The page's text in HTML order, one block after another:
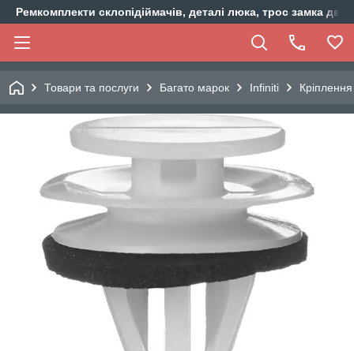
Ремкомплекти склопідіймачів, деталі люка, трос замка
Товари та послуги Багато марок Infiniti